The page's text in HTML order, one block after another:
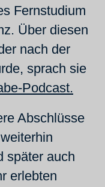
Fernstudium
Über diesen
nach der
sprach sie
Podcast.
Abschlüsse
später auch
erlebten